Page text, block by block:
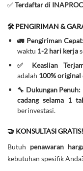
✅Terdaftar di
🛠️ PENGIRIMAN &
🚛 Pengiriman
waktu 1-2 hari kerja
✅ Keaslian
adalah 100% original
🔧 Dukungan Penuh:
cadang selama 1
berinvestasi.
🤝 KONSULTASI GRATIS!
Butuh penawaran
kebutuhan spesifik